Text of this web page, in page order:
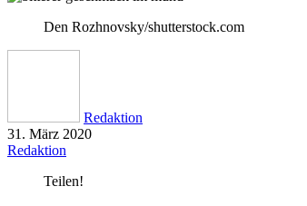
Den Rozhnovsky/shutterstock.com
Redaktion
31. März 2020
Redaktion
Teilen!